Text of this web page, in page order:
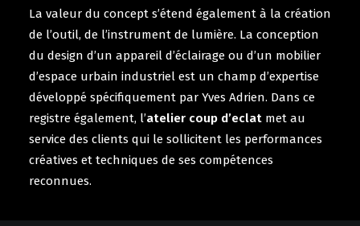
La valeur du concept s’étend également à la création
de l’outil, de l’instrument de lumière. La conception
du design d’un appareil d’éclairage ou d’un mobilier
d’espace urbain industriel est un champ d’expertise
développé spécifiquement par Yves Adrien. Dans ce
registre également, l’atelier coup d’eclat met au
service des clients qui le sollicitent les performances
créatives et techniques de ses compétences
reconnues.